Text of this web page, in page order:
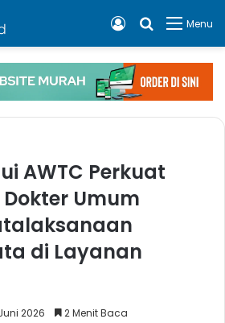
Menu
Cari apa,
Log In
AWTC Perkuat
Umum
di Layanan
2026 2 Menit Baca